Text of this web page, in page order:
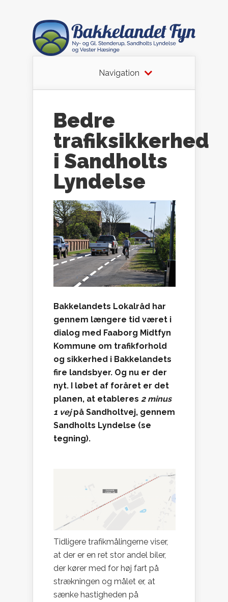
Navigation
Bedre
trafiksikkerhed
i Sandholts
Lyndelse
Bakkelandets Lokalråd har
gennem længere tid været i
dialog med Faaborg Midtfyn
Kommune om trafikforhold
og sikkerhed i Bakkelandets
fire landsbyer. Og nu er der
nyt. I løbet af foråret er det
planen, at etableres 2 minus
1 vejpå Sandholtvej, gennem
Sandholts Lyndelse (se
tegning).
Tidligere trafikmålingerne viser,
at der er en ret stor andel biler,
der kører med for høj fart på
strækningen og målet er, at
sænke hastigheden på